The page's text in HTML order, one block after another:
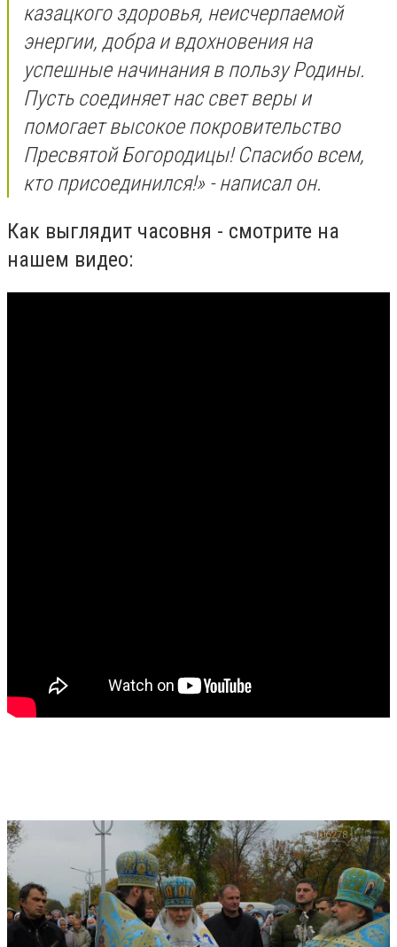
казацкого здоровья, неисчерпаемой
энергии, добра и вдохновения на
успешные начинания в пользу Родины.
Пусть соединяет нас свет веры и
помогает высокое покровительство
Пресвятой Богородицы! Спасибо всем,
кто присоединился!» - написал он.
Как выглядит часовня - смотрите на
нашем видео: